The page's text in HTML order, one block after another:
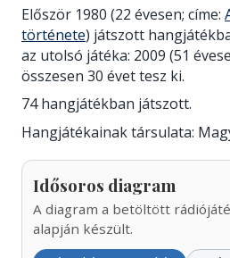
Először 1980 (22 évesen; címe:
története) játszott
az utolsó játéka: 2009 (51
összesen 30 évet tesz ki.
74 hangjátékban játszott.
Hangjátékainak társulata:
Idősoros diagram
A diagram a betöltött
alapján készült.